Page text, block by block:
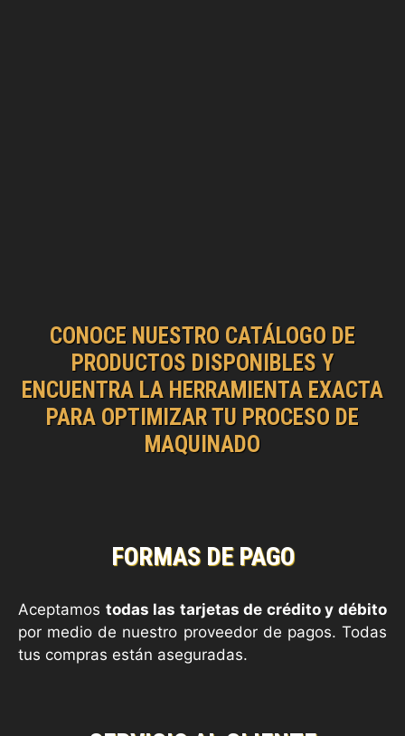
CONOCE NUESTRO CATÁLOGO DE
PRODUCTOS DISPONIBLES Y
ENCUENTRA LA HERRAMIENTA EXACTA
PARA OPTIMIZAR TU PROCESO DE
MAQUINADO
FORMAS DE PAGO
Aceptamos todas las tarjetas de crédito y débito
por medio de nuestro proveedor de pagos. Todas
tus compras están aseguradas.